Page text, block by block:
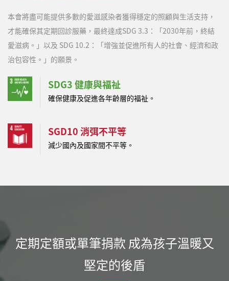
本會將盡可能提供多數的愛滋感染者獲得穩定的照顧與生活支持，
才能確保其定期回診服藥，最終達成SDG 3.3：「2030年前，終結
愛滋病。」以及 SDG 10.2：「增強並促進所有人的社會、經濟和政
治包容性。」的願景。
SDG3 健康與福祉
確保健康及促進各年齡層的福祉。
SGD10 消弭不平等
減少國內及國家間不平等。
定期定額或單筆捐款 成為孩子溫暖又
堅定的後盾